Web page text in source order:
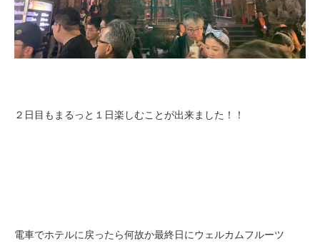
２日目もまるっと１日楽しむことが出来ました！！
電車でホテルに戻ったら何故か最終日にウェルカムフルーツ